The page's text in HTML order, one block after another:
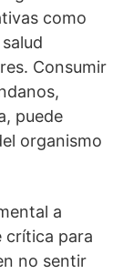
como
Consumir
puede
organismo
a
crítica para
no sentir